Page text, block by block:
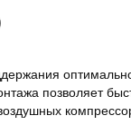
позволяет